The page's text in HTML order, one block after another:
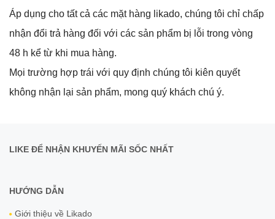
Áp dụng cho tất cả các mặt hàng likado, chúng tôi chỉ chấp
nhận đổi trả hàng đối với các sản phẩm bị lỗi trong vòng
48 h kể từ khi mua hàng.
Mọi trường hợp trái với quy định chúng tôi kiên quyết
không nhận lại sản phẩm, mong quý khách chú ý.
LIKE ĐỂ NHẬN KHUYẾN MÃI SỐC NHẤT
HƯỚNG DẪN
Giới thiệu về Likado